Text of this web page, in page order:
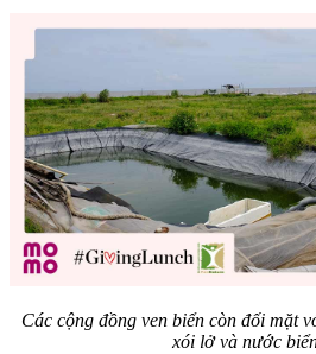
Các cộng đồng ven biển còn đối mặt
xói lở và nước